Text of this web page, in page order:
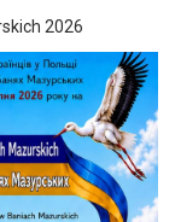
2026